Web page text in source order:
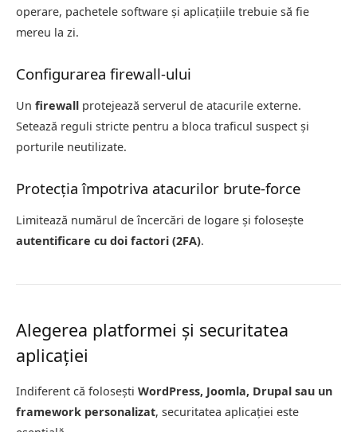
operare, pachetele software și aplicațiile trebuie să fie
mereu la zi.
Configurarea firewall-ului
Un firewall protejează serverul de atacurile externe.
Setează reguli stricte pentru a bloca traficul suspect și
porturile neutilizate.
Protecția împotriva atacurilor brute-force
Limitează numărul de încercări de logare și folosește
autentificare cu doi factori (2FA).
Alegerea platformei și securitatea
aplicației
Indiferent că folosești WordPress, Joomla, Drupal sau un
framework personalizat, securitatea aplicației este